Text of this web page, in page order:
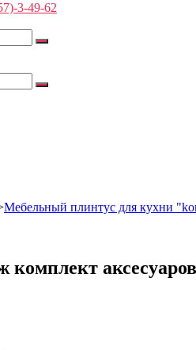
3-49-62
Мебельный плинтус для кухни
комплект аксесуаров